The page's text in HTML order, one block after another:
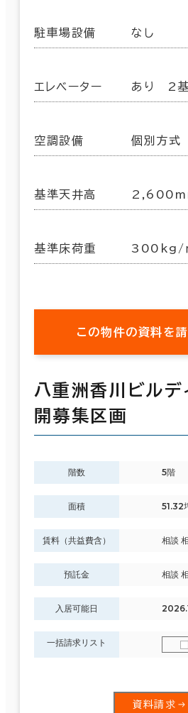
駐車場設備 なし
エレベーター あり 2基
空調設備 個別方式
基準天井高
基準床荷重 300kg/㎡
この物件の資料を
八重洲香川ビルデ
開募集区画
階数 5階
面積 51.32
賃料（共益費含） 相談
預託金 相談
入居可能日
一括請求リスト
資料請求